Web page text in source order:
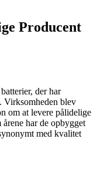
Producent
der har
Virksomheden blev
om at levere pålidelige
har de opbygget
med kvalitet